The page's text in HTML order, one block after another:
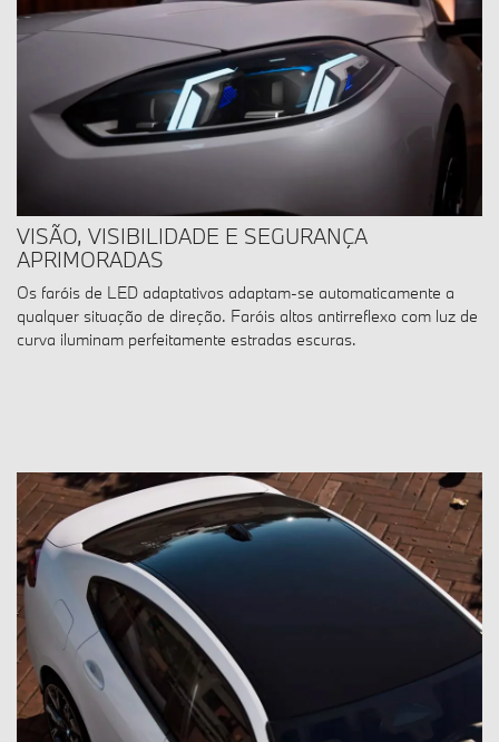
VISÃO, VISIBILIDADE E SEGURANÇA
APRIMORADAS
Os faróis de LED adaptativos adaptam-se automaticamente a
qualquer situação de direção. Faróis altos antirreflexo com luz de
curva iluminam perfeitamente estradas escuras.